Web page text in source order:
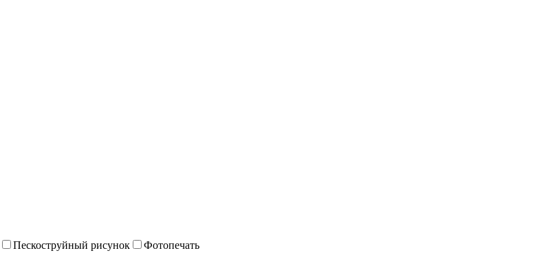
Пескоструйный рисунок
Фотопечать